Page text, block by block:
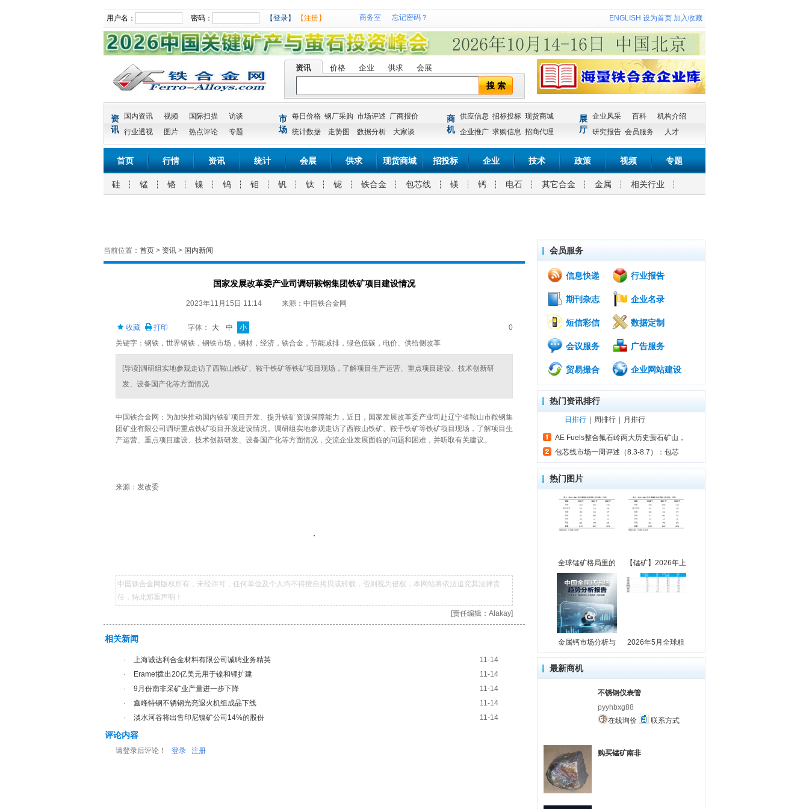
用户名： 密码： 【登录】 【注册】 商务室 忘记密码？ ENGLISH 设为首页 加入收藏
资讯 价格 企业 供求 会展
搜 索
资
讯
国内资讯 视频 国际扫描
访谈
行业透视
图片 热点评论 专题
市
场
每日价格 钢厂采购 市场评述 厂商报价
统计数据
走势图 数据分析 大家谈
商
机
供应信息 招标投标 现货商城
企业推广 求购信息 招商代理
展
厅
企业风采 百科
机构介绍
研究报告 会员服务 人才
首页 行情 资讯 统计 会展 供求 现货商城 招投标 企业 技术 政策 视频 专题
硅 锰 铬 镍 钨 钼 钒 钛 铌 铁合金 包芯线 镁 钙 电石 其它合金 金属 相关行业
当前位置： 首页 > 资讯 > 国内新闻
国家发展改革委产业司调研鞍钢集团铁矿项目建设情况
2023年11月15日 11:14 来源：中国铁合金网
收藏 打印 字体： 大 中 小
0
关键字：钢铁，世界钢铁，钢铁市场，钢材，经济，铁合金，节能减排，绿色低碳，电价、供给侧改革
[导读]调研组实地参观走访了西鞍山铁矿、鞍千铁矿等铁矿项目现场，了解项目生产运营、重点项目建设、技术创新研
发、设备国产化等方面情况
中国铁合金网：为加快推动国内铁矿项目开发、提升铁矿资源保障能力，近日，国家发展改革委产业司赴辽宁省鞍山市鞍钢集
团矿业有限公司调研重点铁矿项目开发建设情况。调研组实地参观走访了西鞍山铁矿、鞍千铁矿等铁矿项目现场，了解项目生
产运营、重点项目建设、技术创新研发、设备国产化等方面情况，交流企业发展面临的问题和困难，并听取有关建议。
来源：发改委
中国铁合金网版权所有，未经许可，任何单位及个人均不得擅自拷贝或转载，否则视为侵权，本网站将依法追究其法律责
任，特此郑重声明！
[责任编辑：Alakay]
相关新闻
· 上海诚达利合金材料有限公司诚聘业务精英
11-14
·
Eramet拨出20亿美元用于镍和锂扩建
11-14
·
9月份南非采矿业产量进一步下降
11-14
·
鑫峰特钢不锈钢光亮退火机组成品下线
11-14
·
淡水河谷将出售印尼镍矿公司14%的股份 11-14
评论内容
请登录后评论！ 登录 注册
会员服务
信息快递 行业报告
期刊杂志 企业名录
短信彩信 数据定制
会议服务 广告服务
贸易撮合 企业网站建设
热门资讯排行
日排行 周排行 月排行
AE Fuels整合氟石岭两大历史萤石矿山，
包芯线市场一周评述（8.3-8.7）：包芯
热门图片
全球锰矿格局里的 【锰矿】2026年上
金属钙市场分析与 2026年5月全球粗
最新商机
不锈钢仪表管
pyyhbxg88
在线询价
联系方式
购买锰矿南非